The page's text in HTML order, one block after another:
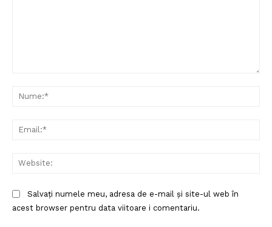
Salvați numele meu, adresa de e-mail și site-ul web în
acest browser pentru data viitoare i comentariu.